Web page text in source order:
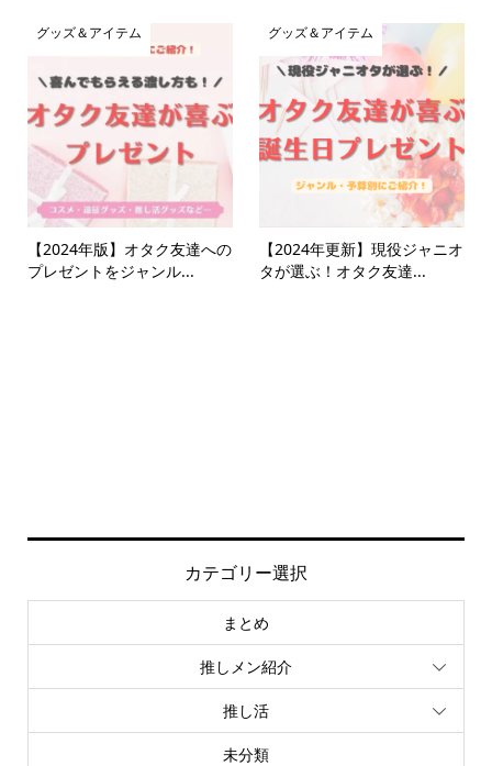
グッズ＆アイテム
【2024年版】オタク友達への
プレゼントをジャンル...
グッズ＆アイテム
【2024年更新】現役ジャニオ
タが選ぶ！オタク友達...
カテゴリー選択
まとめ
推しメン紹介
推し活
未分類